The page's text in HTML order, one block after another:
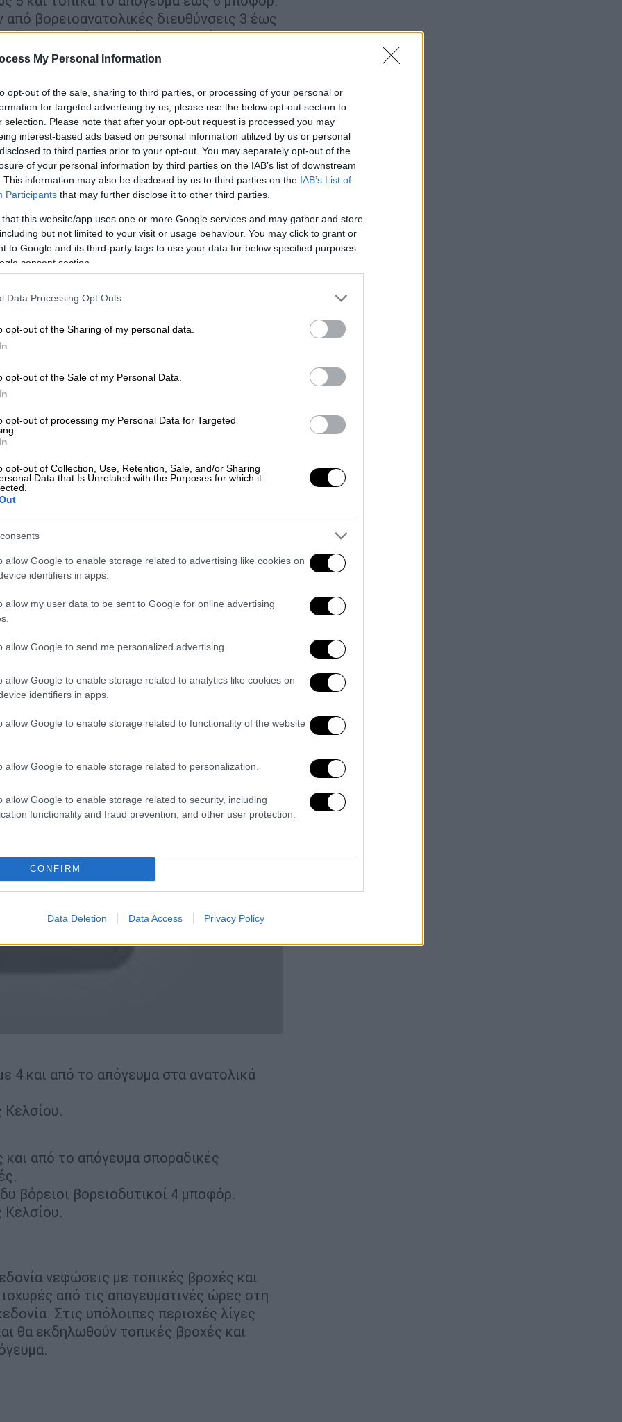
My Personal Information
opt-out of the sale, sharing to third parties, or processing of your personal or
for targeted advertising by us, please use the below opt-out section to
selection. Please note that after your opt-out request is processed you may
interest-based ads based on personal information utilized by us or personal
to third parties prior to your opt-out. You may separately opt-out of the
of your personal information by third parties on the IAB’s list of downstream
This information may also be disclosed by us to third parties on the IAB’s List of
Participants that may further disclose it to other third parties.
that this website/app uses one or more Google services and may gather and store
but not limited to your visit or usage behaviour. You may click to grant or
to Google and its third-party tags to use your data for below specified purposes
consent section.
Data Processing Opt Outs
opt-out of the Sharing of my personal data.
opt-out of the Sale of my Personal Data.
opt-out of processing my Personal Data for Targeted
opt-out of Collection, Use, Retention, Sale, and/or Sharing
Data that Is Unrelated with the Purposes for which it
allow Google to enable storage related to advertising like cookies on
identifiers in apps.
allow my user data to be sent to Google for online advertising
allow Google to send me personalized advertising.
allow Google to enable storage related to analytics like cookies on
identifiers in apps.
allow Google to enable storage related to functionality of the website
allow Google to enable storage related to personalization.
allow Google to enable storage related to security, including
functionality and fraud prevention, and other user protection.
CONFIRM
Data Deletion Data Access Privacy Policy
από βορειοανατολικές διευθύνσεις 3 έως
όπου θα πνέουν από μεταβαλλόμενες
άνεμοι θα πνέουν αρχικά από
όμως από το μεσημέρι θα γίνουν
τοπικά 6 μποφόρ.
από την Περιφέρεια Αττικής
από την Περιφέρεια Αττικής
και πιθανώς καταιγίδες από το
και βορειοανατολικές διευθύνσεις 2
έως 5 μποφόρ. Η θερμοκρασία στο
έως 30 βαθμούς.
με βροχές και καταιγίδες έως το
θα είναι ισχυρές. Οι άνεμοι θα
4 και τοπικά 5 μποφόρ, όμως στο
φτάνουν τα 6 έως 7 μποφόρ. Η
κυμανθεί από 20 έως 24 βαθμούς.
από την ΕΜΥ για την Τρίτη
αυξηθούν και θα εκδηλωθούν τοπικές
καταιγίδες, πιθανώς ισχυρές κατά τη
video
4 και από το απόγευμα στα ανατολικά
από το απόγευμα σποραδικές
βόρειοι βορειοδυτικοί 4 μποφόρ.
νεφώσεις με τοπικές βροχές και
από τις απογευματινές ώρες στη
Στις υπόλοιπες περιοχές λίγες
θα εκδηλωθούν τοπικές βροχές και